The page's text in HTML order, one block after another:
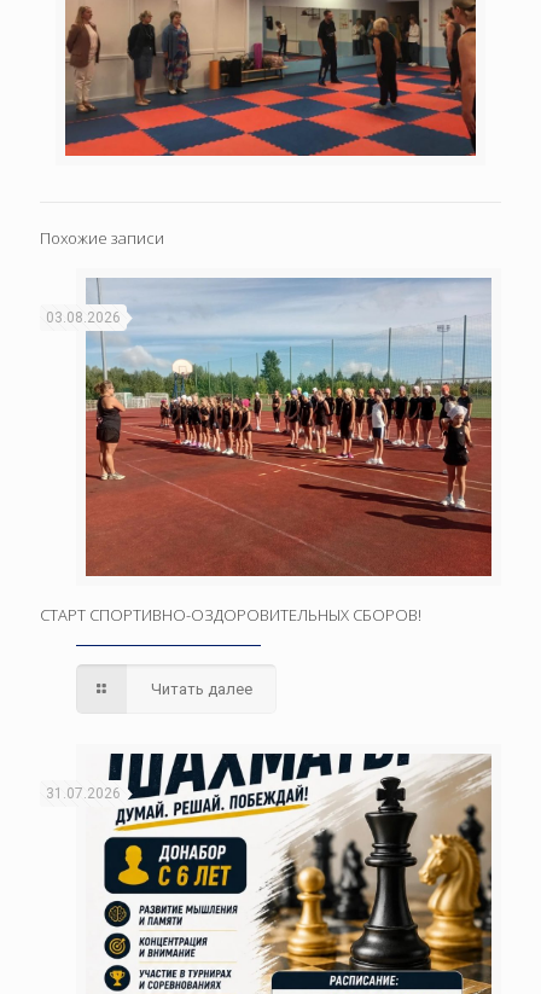
Похожие записи
03.08.2026
СТАРТ СПОРТИВНО-ОЗДОРОВИТЕЛЬНЫХ СБОРОВ!
Читать далее
31.07.2026